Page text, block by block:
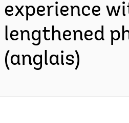
experience
lengthened
(anglais)